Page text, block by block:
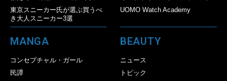
東京スニーカー氏が選ぶ買うべ
き大人スニーカー3選
UOMO Watch Academy
MANGA
コンセプチャル・ガール
民譚
BEAUTY
ニュース
トピック